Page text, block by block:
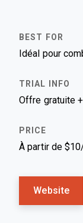
Idéal pour
Offre gratuite
À partir de
Website